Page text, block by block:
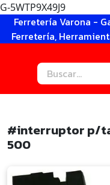
G-5WTP9X49J9
Ferretería Varona -
Ferretería,
#interruptor p/
500